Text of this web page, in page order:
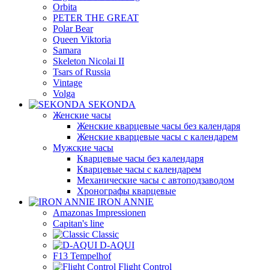
Orbita
PETER THE GREAT
Polar Bear
Queen Viktoria
Samara
Skeleton Nicolai II
Tsars of Russia
Vintage
Volga
SEKONDA
Женские часы
Женские кварцевые часы без календаря
Женские кварцевые часы с календарем
Мужские часы
Кварцевые часы без календаря
Кварцевые часы с календарем
Механические часы с автоподзаводом
Хронографы кварцевые
IRON ANNIE
Amazonas Impressionen
Capitan's line
Classic
D-AQUI
F13 Tempelhof
Flight Control